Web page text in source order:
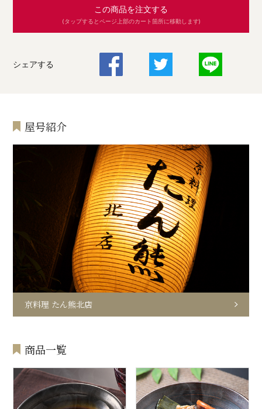
この商品を注文する
(タップするとページ上部のカート箇所に移動します)
シェアする
屋号紹介
京料理 たん熊北店
商品一覧